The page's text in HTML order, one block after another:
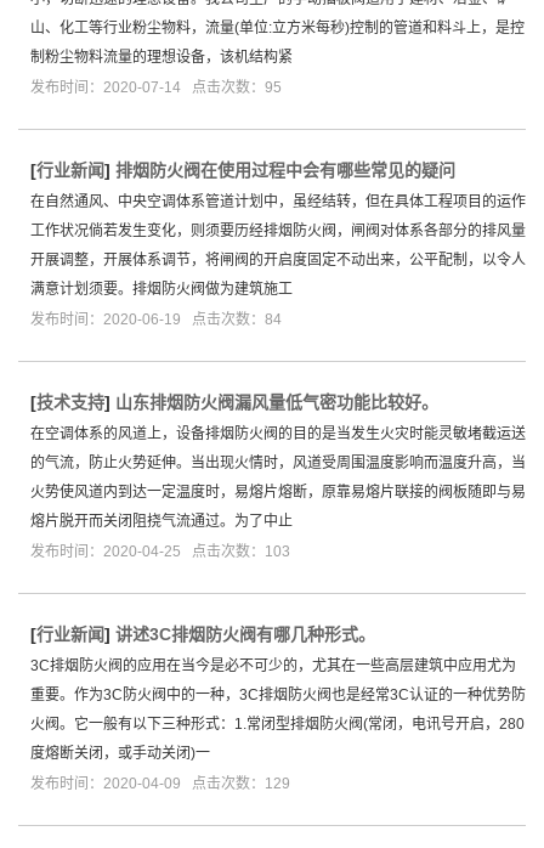
山、化工等行业粉尘物料，流量(单位:立方米每秒)控制的管道和料斗上，是控
制粉尘物料流量的理想设备，该机结构紧
发布时间：2020-07-14 点击次数：95
[行业新闻] 排烟防火阀在使用过程中会有哪些常见的疑问
在自然通风、中央空调体系管道计划中，虽经结转，但在具体工程项目的运作
工作状况倘若发生变化，则须要历经排烟防火阀，闸阀对体系各部分的排风量
开展调整，开展体系调节，将闸阀的开启度固定不动出来，公平配制，以令人
满意计划须要。排烟防火阀做为建筑施工
发布时间：2020-06-19 点击次数：84
[技术支持] 山东排烟防火阀漏风量低气密功能比较好。
在空调体系的风道上，设备排烟防火阀的目的是当发生火灾时能灵敏堵截运送
的气流，防止火势延伸。当出现火情时，风道受周围温度影响而温度升高，当
火势使风道内到达一定温度时，易熔片熔断，原靠易熔片联接的阀板随即与易
熔片脱开而关闭阻挠气流通过。为了中止
发布时间：2020-04-25 点击次数：103
[行业新闻] 讲述3C排烟防火阀有哪几种形式。
3C排烟防火阀的应用在当今是必不可少的，尤其在一些高层建筑中应用尤为
重要。作为3C防火阀中的一种，3C排烟防火阀也是经常3C认证的一种优势防
火阀。它一般有以下三种形式：1.常闭型排烟防火阀(常闭，电讯号开启，280
度熔断关闭，或手动关闭)一
发布时间：2020-04-09 点击次数：129